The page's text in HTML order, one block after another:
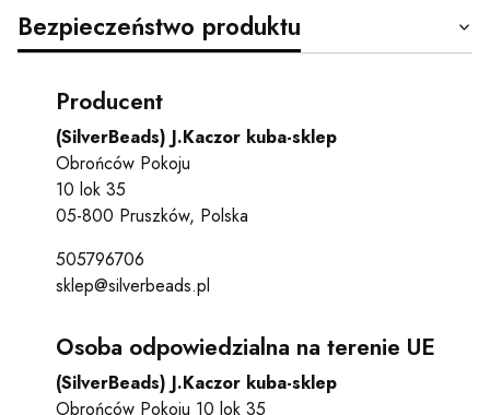
Bezpieczeństwo produktu
Producent
(SilverBeads) J.Kaczor kuba-sklep
Obrońców Pokoju
10 lok 35
05-800 Pruszków, Polska
505796706
sklep@silverbeads.pl
Osoba odpowiedzialna na terenie UE
(SilverBeads) J.Kaczor kuba-sklep
Obrońców Pokoju 10 lok 35